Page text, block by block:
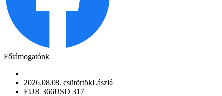
Főtámogatónk
2026.08.08. csütörtökLászló
EUR 366USD 317